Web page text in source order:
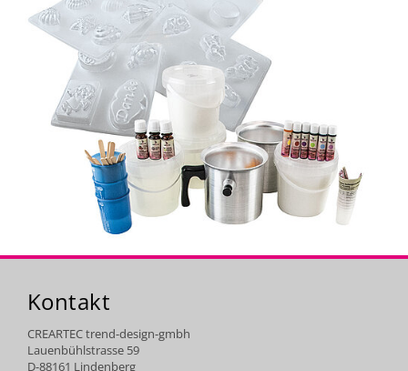
Kontakt
CREARTEC trend-design-gmbh
Lauenbühlstrasse 59
D-88161 Lindenberg